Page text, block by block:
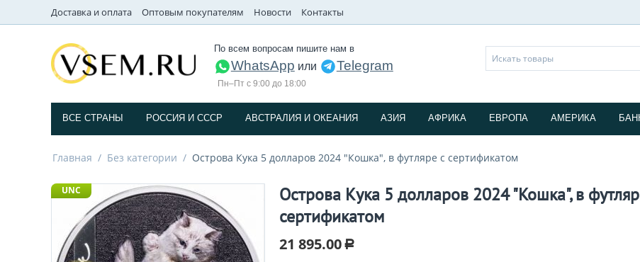
Доставка и оплата Оптовым покупателям Новости Контакты
По всем вопросам пишите нам в
WhatsApp или Telegram
Пн–Пт с 9:00 до 18:00
ВСЕ СТРАНЫ РОССИЯ И СССP АВСТРАЛИЯ И ОКЕАНИЯ АЗИЯ АФРИКА ЕВРОПА АМЕРИКА
Главная / Без категории / Острова Кука 5 долларов 2024 "Кошка", в футляре с сертификатом
UNC
Острова Кука 5 долларов 2024 "Кошка", в
сертификатом
21 895.00 Р